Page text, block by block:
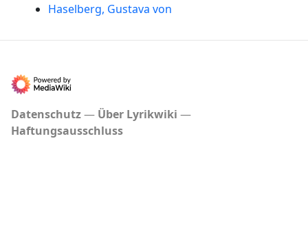
Haselberg, Gustava von
Datenschutz
Über Lyrikwiki
Haftungsausschluss